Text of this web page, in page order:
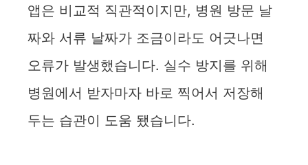
앱은 비교적 직관적이지만, 병원 방문 날
짜와 서류 날짜가 조금이라도 어긋나면
오류가 발생했습니다. 실수 방지를 위해
병원에서 받자마자 바로 찍어서 저장해
두는 습관이 도움 됐습니다.